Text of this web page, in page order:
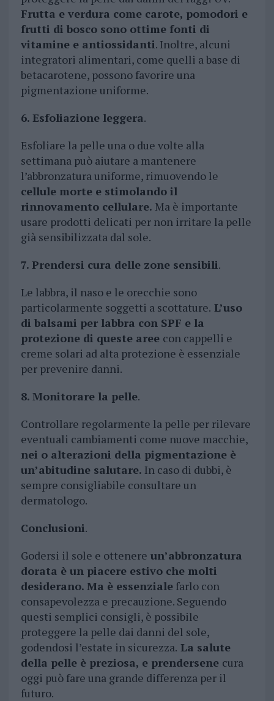
Frutta e verdura come carote, pomodori e
frutti di bosco sono ottime fonti di
vitamine e antiossidanti. Inoltre, alcuni
integratori alimentari, come quelli a base di
betacarotene, possono favorire una
pigmentazione uniforme.
6. Esfoliazione leggera.
Esfoliare la pelle una o due volte alla
settimana può aiutare a mantenere
l’abbronzatura uniforme, rimuovendo le
cellule morte e stimolando il
rinnovamento cellulare. Ma è importante
usare prodotti delicati per non irritare la pelle
già sensibilizzata dal sole.
7. Prendersi cura delle zone sensibili.
Le labbra, il naso e le orecchie sono
particolarmente soggetti a scottature. L’uso
di balsami per labbra con SPF e la
protezione di queste aree con cappelli e
creme solari ad alta protezione è essenziale
per prevenire danni.
8. Monitorare la pelle.
Controllare regolarmente la pelle per rilevare
eventuali cambiamenti come nuove macchie,
nei o alterazioni della pigmentazione è
un’abitudine salutare. In caso di dubbi, è
sempre consigliabile consultare un
dermatologo.
Conclusioni.
Godersi il sole e ottenere un’abbronzatura
dorata è un piacere estivo che molti
desiderano. Ma è essenzialefarlo con
consapevolezza e precauzione. Seguendo
questi semplici consigli, è possibile
proteggere la pelle dai danni del sole,
godendosi l’estate in sicurezza. La salute
della pelle è preziosa, e prendersene cura
oggi può fare una grande differenza per il
futuro.